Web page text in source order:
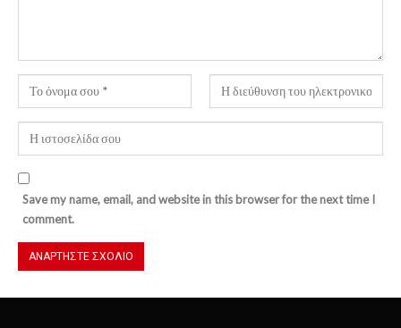
Save my name, email, and website in this browser for the next time I
comment.